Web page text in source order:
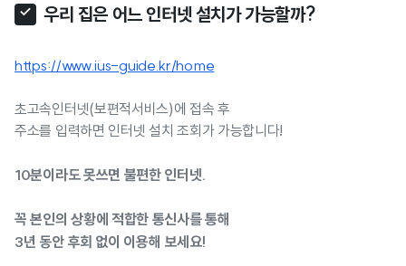
우리 집은 어느 인터넷 설치가 가능할까?
https://www.ius-guide.kr/home
초고속인터넷(보편적서비스)에 접속 후
주소를 입력하면 인터넷 설치 조회가 가능합니다!
10분이라도 못쓰면 불편한 인터넷.
꼭 본인의 상황에 적합한 통신사를 통해
3년 동안 후회 없이 이용해 보세요!